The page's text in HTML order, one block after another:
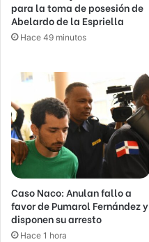
para la toma de posesión de
Abelardo de la Espriella
Hace 49 minutos
Caso Naco: Anulan fallo a
favor de Pumarol Fernández y
disponen su arresto
Hace 1 hora